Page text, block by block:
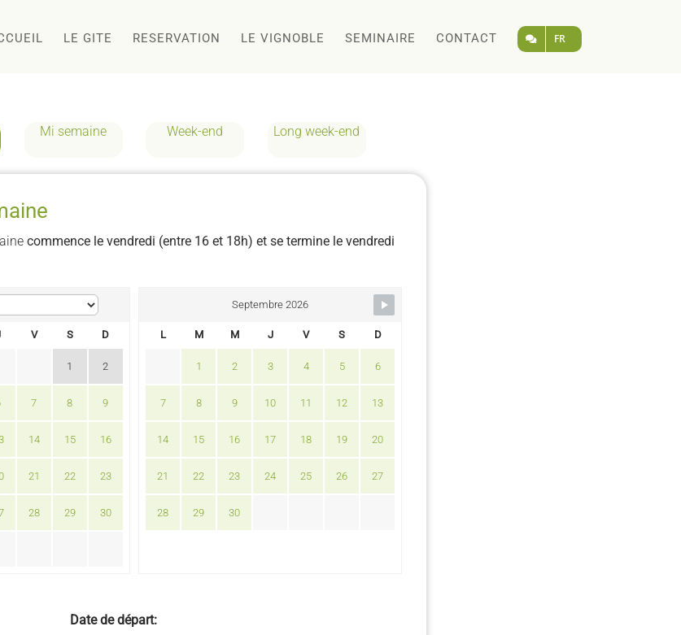
LE GITE RESERVATION LE VIGNOBLE SEMINAIRE CONTACT FR
Mi semaine Week-end Long week-end
commence le vendredi (entre 16 et 18h) et se termine le vendredi
V S D
1 2
7 8 9
14 15 16
21 22 23
28 29 30
Septembre 2026
L M M J V S D
1 2 3 4 5 6
7 8 9 10 11 12 13
14 15 16 17 18 19 20
21 22 23 24 25 26 27
28 29 30
Date de départ: